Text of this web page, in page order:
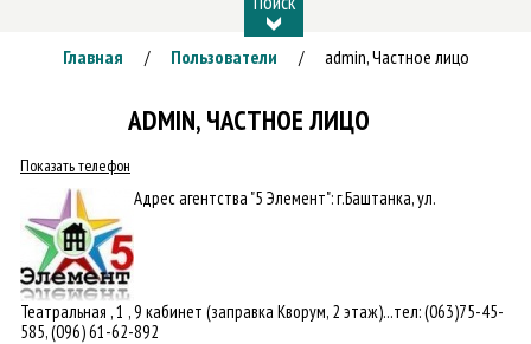
Главная / Пользователи / admin, Частное лицо
ADMIN, ЧАСТНОЕ ЛИЦО
Показать телефон
Адрес агентства "5 Элемент": г.Баштанка, ул.
Театральная , 1 , 9 кабинет (заправка Кворум, 2 этаж)...тел: (063)75-45-
585, (096) 61-62-892